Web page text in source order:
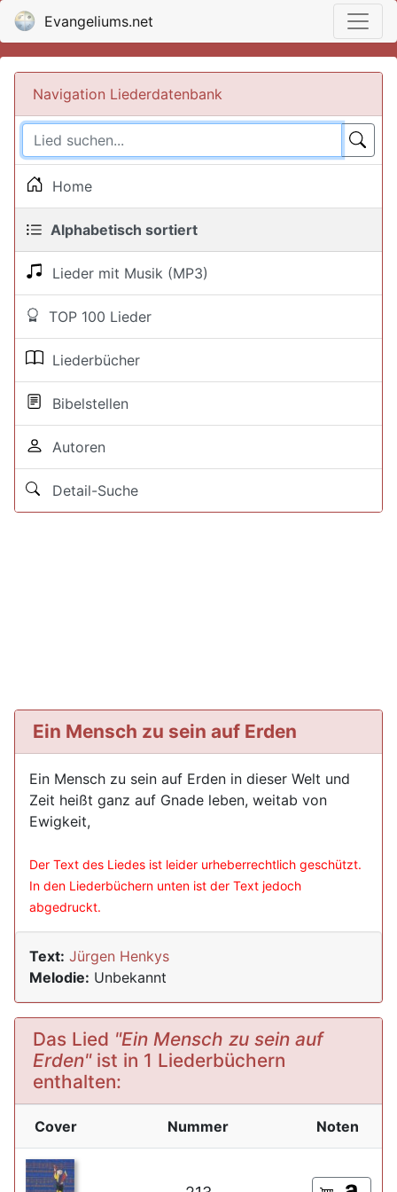
Evangeliums.net
Navigation Liederdatenbank
Home
Alphabetisch sortiert
Lieder mit Musik (MP3)
TOP 100 Lieder
Liederbücher
Bibelstellen
Autoren
Detail-Suche
Ein Mensch zu sein auf Erden
Ein Mensch zu sein auf Erden in dieser Welt und
Zeit heißt ganz auf Gnade leben, weitab von
Ewigkeit,
Der Text des Liedes ist leider urheberrechtlich geschützt.
In den Liederbüchern unten ist der Text jedoch
abgedruckt.
Text: Jürgen Henkys
Melodie: Unbekannt
Das Lied "Ein Mensch zu sein auf
Erden"ist in 1 Liederbüchern
enthalten:
Cover Nummer Noten